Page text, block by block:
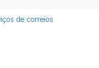
de correios